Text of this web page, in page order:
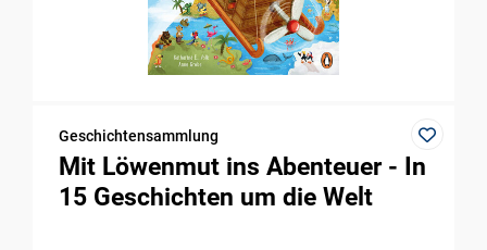
Geschichtensammlung
Mit Löwenmut ins Abenteuer - In
15 Geschichten um die Welt